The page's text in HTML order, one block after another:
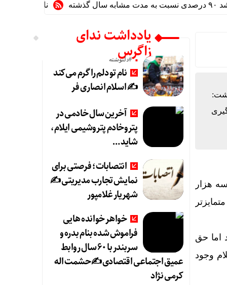
نام تو دلم را گرم
هزار
اما حق
وجود
یادداشت ندای
زاگرس
#دلنوشته
نام تو دلم را گرم می‌کند
✍️ اسلام انصاری فر
آخرین سال خادمی در
پتروخادم پتروشیمی ایلام،
شاید …
انتصابات؛ فرصتی برای
نمایش تجارب مدیریتی ✍
شهریار غلامپور
خواهر خوانده هایی
فراموش شده بنام بدره و
سربندر با ۶۰ سال روابط
عمیق اجتماعی اقتصادی ✍حشمت اله
کرمی نژاد